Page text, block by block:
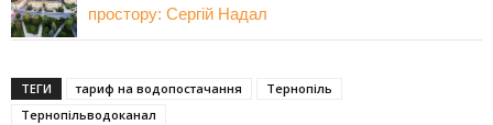
простору: Сергій Надал
ТЕГИ тариф на водопостачання
Тернопіль
Тернопільводоканал